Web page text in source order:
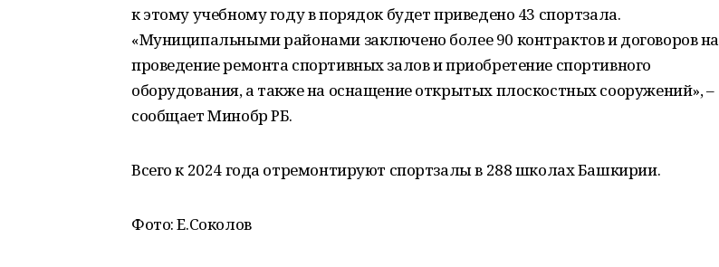
к этому учебному году в порядок будет приведено 43 спортзала.
«Муниципальными районами заключено более 90 контрактов и договоров на
проведение ремонта спортивных залов и приобретение спортивного
оборудования, а также на оснащение открытых плоскостных сооружений», –
сообщает Минобр РБ.
Всего к 2024 года отремонтируют спортзалы в 288 школах Башкирии.
Фото: Е.Соколов